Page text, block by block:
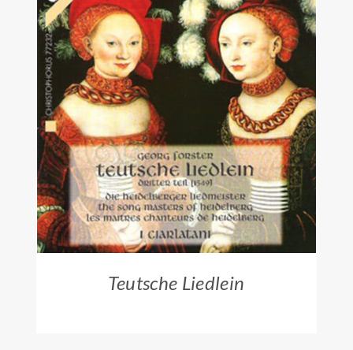
ZUM HÄNDLER
/
DETAILS
Teutsche Liedlein